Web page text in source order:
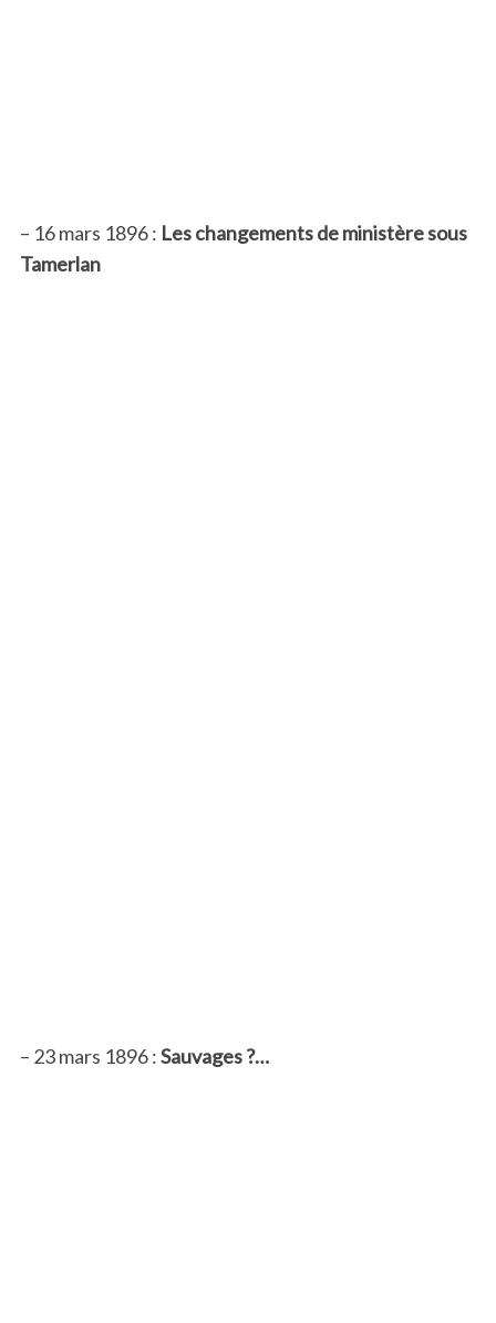
– 16 mars 1896 : Les changements de ministère sous
Tamerlan
– 23 mars 1896 :Sauvages ?…